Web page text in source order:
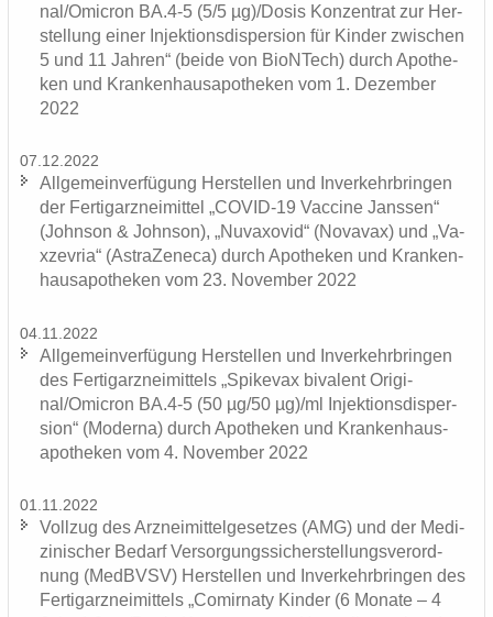
nal/Omic­ron BA.4-5 (5/5 µg)/Dosis Kon­zen­trat zur Her­
stel­lung einer In­jek­ti­ons­di­sper­si­on für Kin­der zwi­schen
5 und 11 Jah­ren“ (beide von BioNTech) durch Apo­the­
ken und Kran­ken­hau­s­apo­the­ken vom 1. De­zem­ber
2022
07.12.2022
All­ge­mein­ver­fü­gung Her­stel­len und In­ver­kehr­brin­gen
der Fer­tig­arz­nei­mit­tel „COVID-​19 Va­c­ci­ne Jans­sen“
(John­son & John­son), „Nu­va­xo­vid“ (No­va­vax) und „Va­
x­ze­vria“ (As­tra­Ze­ne­ca) durch Apo­the­ken und Kran­ken­
hau­s­apo­the­ken vom 23. No­vem­ber 2022
04.11.2022
All­ge­mein­ver­fü­gung Her­stel­len und In­ver­kehr­brin­gen
des Fer­tig­arz­nei­mit­tels „Spike­vax bi­va­lent Ori­gi­
nal/Omic­ron BA.4-5 (50 µg/50 µg)/ml In­jek­ti­ons­di­sper­
si­on“ (Mo­der­na) durch Apo­the­ken und Kran­ken­hau­s­
apo­the­ken vom 4. No­vem­ber 2022
01.11.2022
Voll­zug des Arz­nei­mit­tel­ge­set­zes (AMG) und der Me­di­
zi­ni­scher Be­darf Ver­sor­gungs­si­cher­stel­lungs­ver­ord­
nung (MedBVSV) Her­stel­len und In­ver­kehr­brin­gen des
Fer­tig­arz­nei­mit­tels „Co­mirna­ty Kin­der (6 Mo­na­te – 4